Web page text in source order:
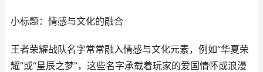
小标题：情感与文化的融合
王者荣耀战队名字常常融入情感与文化元素，例如“华夏荣
耀”或“星辰之梦”，这些名字承载着玩家的爱国情怀或浪漫